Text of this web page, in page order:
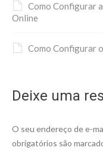
Como Configurar
Online
Como Configurar
Deixe uma
O seu endereço de e-
obrigatórios são